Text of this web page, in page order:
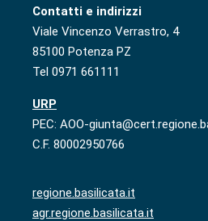
Contatti e indirizzi
Viale Vincenzo Verrastro, 4
85100 Potenza PZ
Tel 0971 661111
URP
PEC: AOO-
C.F. 80002950766
regione.basilicata.it
agr.regione.basilicata.it